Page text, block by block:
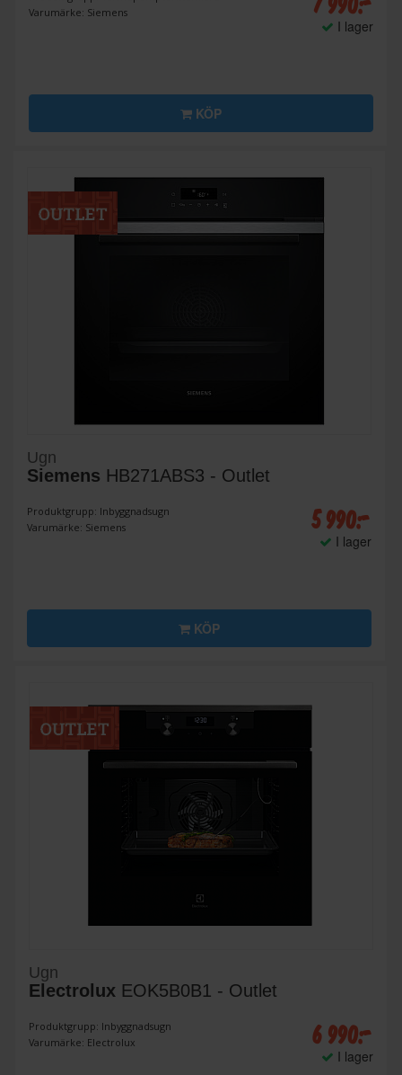
Varumärke: Siemens
I lager
KÖP
Ugn
Siemens HB271ABS3 - Outlet
Produktgrupp: Inbyggnadsugn
Varumärke: Siemens
5 990:-
I lager
KÖP
Ugn
Electrolux EOK5B0B1 - Outlet
Produktgrupp: Inbyggnadsugn
Varumärke: Electrolux
6 990:-
I lager